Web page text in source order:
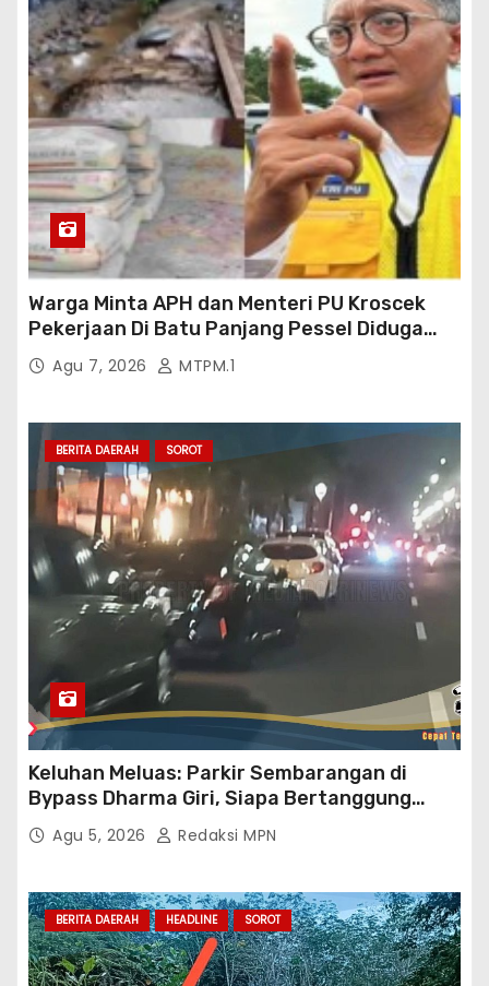
Warga Minta APH dan Menteri PU Kroscek
Pekerjaan Di Batu Panjang Pessel Diduga
Banyak Cacat Mutu Dan Kurang Volume
Satuan Pekerjaan Dan Bisa Bisanya
Padang
Agu 7, 2026 MTPM.1
BERITA DAERAH SOROT
Keluhan Meluas: Parkir Sembarangan di
Bypass Dharma Giri, Siapa Bertanggung
Jawab?
Agu 5, 2026 Redaksi MPN
BERITA DAERAH HEADLINE SOROT